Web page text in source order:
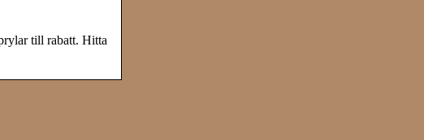
till rabatt. Hitta